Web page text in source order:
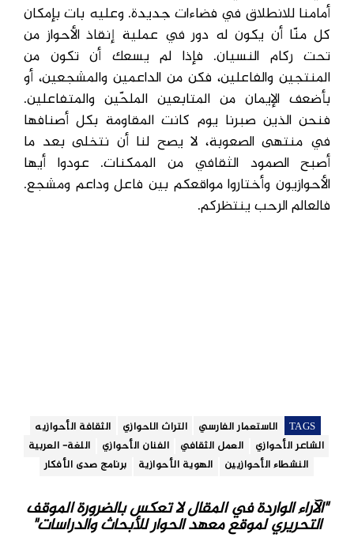
أمامنا للانطلاق في فضاءات جديدة. وعليه بات بإمكان
كل منّا أن يكون له دور في عملية إنقاذ الأحواز من
تحت ركام النسيان. فإذا لم يسعك أن تكون من
المنتجين والفاعلين، فكن من الداعمين والمشجعين، أو
بأضعف الإيمان من المتابعين الملحّين والمتفاعلين.
فنحن الذين صبرنا يوم كانت المقاومة بكل أصنافها
في منتهى الصعوبة، لا يصح لنا أن نتخلى بعد ما
أصبح الصمود الثقافي من الممكنات. عودوا أيها
الأحوازيون وأختاروا مواقعكم بين فاعل وداعم ومشجع.
فالعالم الرحب ينتظركم.
TAGS الاستعمار الفارسي التراث الاحوازي
الثقافة الأحوازيه
الشاعر الأحوازي
العمل الثقافي الفنان الأحوازي
اللغة- العربية
النشطاء الأحوازيين
الهوية الأحوازية برنامج صدى الأفكار
"الآراء الواردة في المقال لا تعكس بالضرورة الموقف
التحريري لموقع معهد الحوار للأبحاث والدراسات"